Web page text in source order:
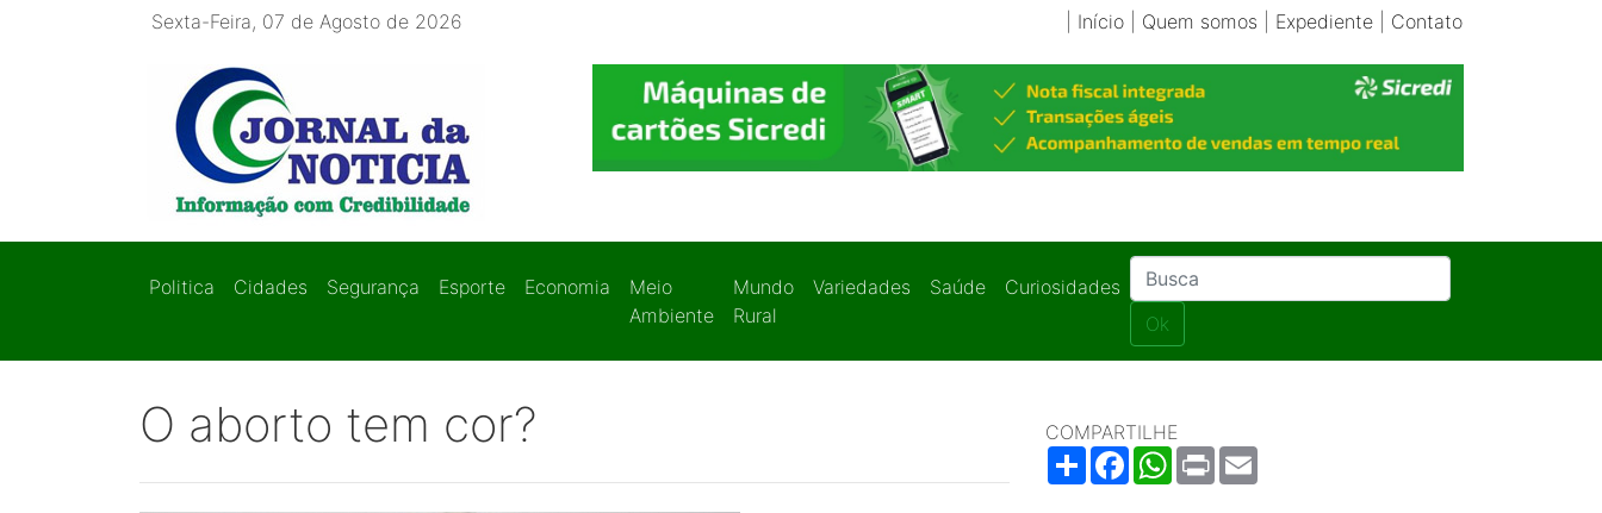
Sexta-Feira, 07 de Agosto de 2026 Início| Quem somos Expediente| Contato
Politica Cidades Segurança Esporte Economia
Meio
Ambiente
Mundo
Rural
Variedades Saúde
Curiosidades
Ok
O aborto tem cor?
COMPARTILHE
ShareFacebookWhatsApp
Print